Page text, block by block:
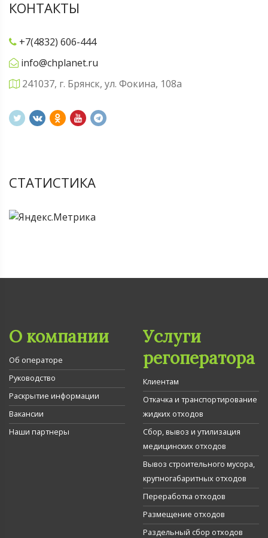
КОНТАКТЫ
+7(4832) 606-444
info@chplanet.ru
241037, г. Брянск, ул. Фокина, 108а
СТАТИСТИКА
О компании
Об операторе
Руководство
Раскрытие информации
Вакансии
Наши партнеры
Услуги
регоператора
Клиентам
Откачка и транспортирование
жидких отходов
Сбор, вывоз и утилизация
медицинских отходов
Вывоз строительного мусора,
крупногабаритных отходов
Переработка отходов
Размещение отходов
Раздельный сбор отходов